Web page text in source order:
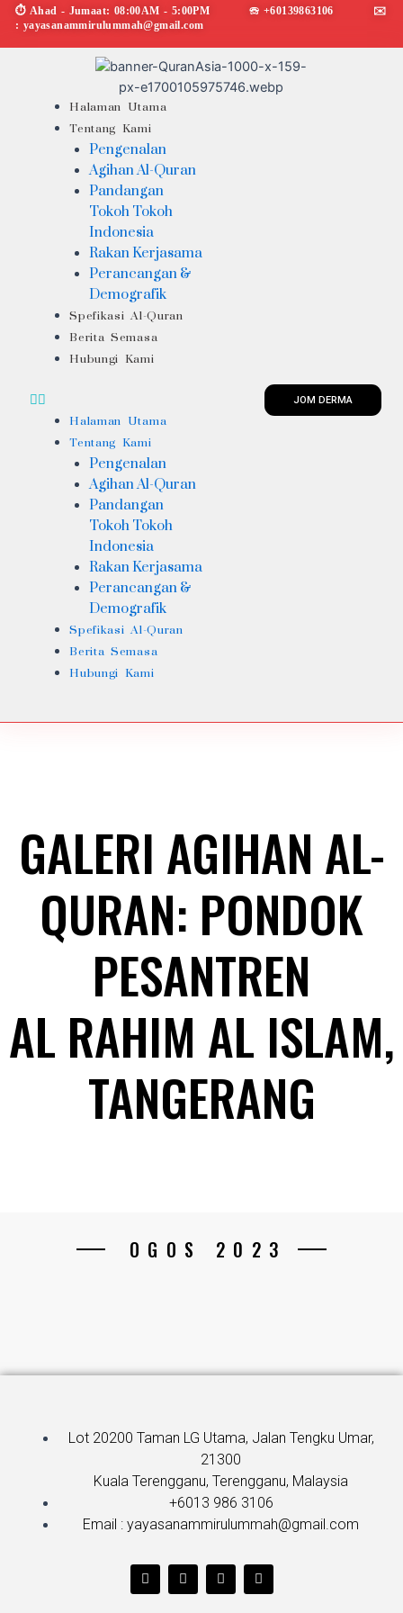
Skip
content
⏱︎ Ahad - Jumaat: 08:00AM - 5:00PM ☏ +60139863106 ✉︎
: yayasanammirulummah@gmail.com
Halaman Utama
Tentang Kami
Pengenalan
Agihan Al-Quran
Pandangan
Tokoh Tokoh
Indonesia
Rakan Kerjasama
Perancangan &
Demografik
Spefikasi Al-Quran
Berita Semasa
Hubungi Kami
Menu
Halaman Utama
Tentang Kami
Pengenalan
Agihan Al-Quran
Pandangan
Tokoh Tokoh
Indonesia
Rakan Kerjasama
Perancangan &
Demografik
Spefikasi Al-Quran
Berita Semasa
Hubungi Kami
JOM DERMA
GALERI AGIHAN AL-
QURAN: PONDOK
PESANTREN
AL RAHIM AL ISLAM,
TANGERANG
OGOS 2023
Lot 20200 Taman LG Utama, Jalan Tengku Umar,
21300
Kuala Terengganu, Terengganu, Malaysia
+6013 986 3106
Email : yayasanammirulummah@gmail.com
T
w
i
F
a
c
Y
o
u
I
n
s